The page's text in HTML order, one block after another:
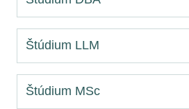
Štúdium LLM
Štúdium MSc